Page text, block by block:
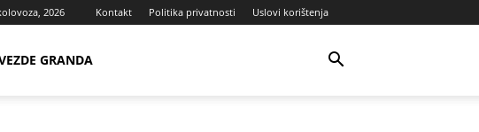
2026 Kontakt Politika privatnosti Uslovi korištenja
GRANDA